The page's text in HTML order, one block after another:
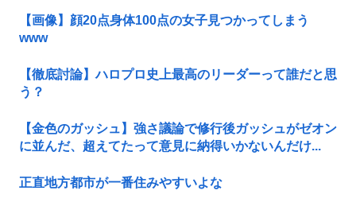
【画像】顔20点身体100点の女子見つかってしまう
www
【徹底討論】ハロプロ史上最高のリーダーって誰だと思
う？
【金色のガッシュ】強さ議論で修行後ガッシュがゼオン
に並んだ、超えてたって意見に納得いかないんだけ...
正直地方都市が一番住みやすいよな